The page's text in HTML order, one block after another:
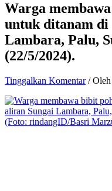
Warga
untuk ditanam di
Lambara, Palu,
(22/5/2024).
Tinggalkan Komentar / Oleh